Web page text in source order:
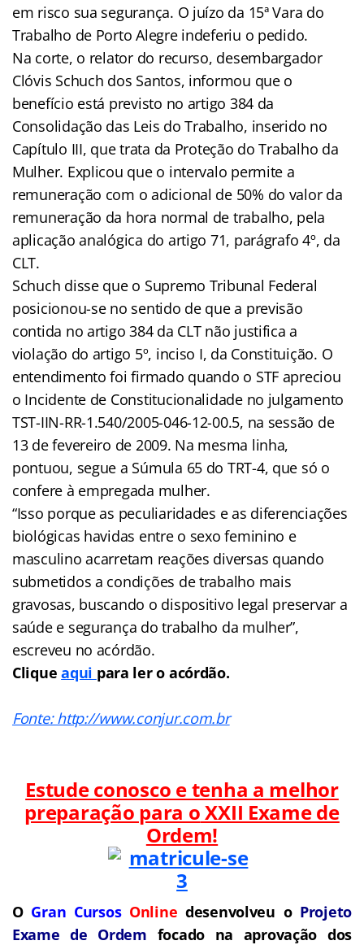
em risco sua segurança. O juízo da 15ª Vara do
Trabalho de Porto Alegre indeferiu o pedido.
Na corte, o relator do recurso, desembargador
Clóvis Schuch dos Santos, informou que o
benefício está previsto no artigo 384 da
Consolidação das Leis do Trabalho, inserido no
Capítulo III, que trata da Proteção do Trabalho da
Mulher. Explicou que o intervalo permite a
remuneração com o adicional de 50% do valor da
remuneração da hora normal de trabalho, pela
aplicação analógica do artigo 71, parágrafo 4º, da
CLT.
Schuch disse que o Supremo Tribunal Federal
posicionou-se no sentido de que a previsão
contida no artigo 384 da CLT não justifica a
violação do artigo 5º, inciso I, da Constituição. O
entendimento foi firmado quando o STF apreciou
o Incidente de Constitucionalidade no julgamento
TST-IIN-RR-1.540/2005-046-12-00.5, na sessão de
13 de fevereiro de 2009. Na mesma linha,
pontuou, segue a Súmula 65 do TRT-4, que só o
confere à empregada mulher.
“Isso porque as peculiaridades e as diferenciações
biológicas havidas entre o sexo feminino e
masculino acarretam reações diversas quando
submetidos a condições de trabalho mais
gravosas, buscando o dispositivo legal preservar a
saúde e segurança do trabalho da mulher”,
escreveu no acórdão.
Cliqueaqui para ler o acórdão.
Fonte: http://www.conjur.com.br
Estude conosco e tenha a melhor
preparação para oXXII Exame de
Ordem!
O Gran Cursos Online desenvolveu o Projeto
Exame de Ordem focado na aprovação dos